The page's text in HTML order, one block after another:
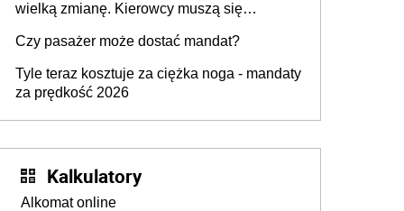
wielką zmianę. Kierowcy muszą się
Czy pasażer może dostać mandat?
Tyle teraz kosztuje za ciężka noga - mandaty
za prędkość 2026
Kalkulatory
Alkomat online